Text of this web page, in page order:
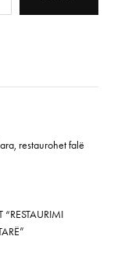
restaurohet falë
“RESTAURIMI